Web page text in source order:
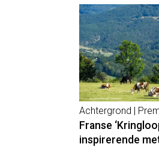
Achtergrond |
Franse
inspirerende